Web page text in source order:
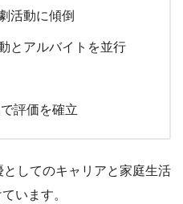
活動に傾倒
とアルバイトを並行
評価を確立
してのキャリアと家庭生活
います。